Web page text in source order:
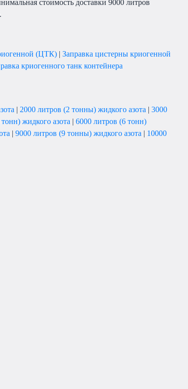
стоимость доставки 9000 литров
(ЦТК) | Заправка цистерны криогенной
криогенного танк контейнера
| 2000 литров (2 тонны) жидкого азота | 3000
жидкого азота | 6000 литров (6 тонн)
| 9000 литров (9 тонны) жидкого азота | 10000